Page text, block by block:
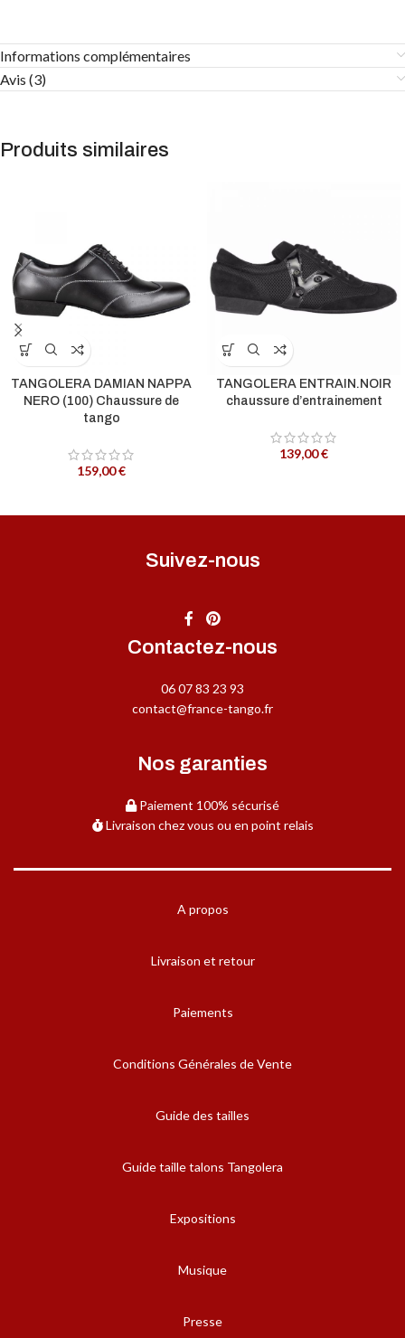
Informations complémentaires
Avis (3)
Produits similaires
TANGOLERA DAMIAN NAPPA
NERO (100) Chaussure de
tango
159,00€
TANGOLERA ENTRAIN.NOIR
chaussure d’entrainement
139,00€
Suivez-nous
Contactez-nous
06 07 83 23 93
contact@france-tango.fr
Nos garanties
Paiement 100% sécurisé
Livraison chez vous ou en point relais
A propos
Livraison et retour
Paiements
Conditions Générales de Vente
Guide des tailles
Guide taille talons Tangolera
Expositions
Musique
Presse